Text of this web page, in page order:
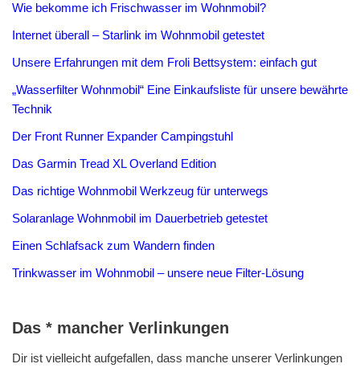
Wie bekomme ich Frischwasser im Wohnmobil?
Internet überall – Starlink im Wohnmobil getestet
Unsere Erfahrungen mit dem Froli Bettsystem: einfach gut
„Wasserfilter Wohnmobil“ Eine Einkaufsliste für unsere bewährte
Technik
Der Front Runner Expander Campingstuhl
Das Garmin Tread XL Overland Edition
Das richtige Wohnmobil Werkzeug für unterwegs
Solaranlage Wohnmobil im Dauerbetrieb getestet
Einen Schlafsack zum Wandern finden
Trinkwasser im Wohnmobil – unsere neue Filter-Lösung
Das * mancher Verlinkungen
Dir ist vielleicht aufgefallen, dass manche unserer Verlinkungen